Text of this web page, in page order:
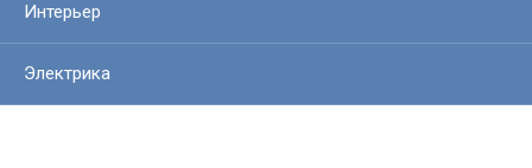
Интерьер
Электрика